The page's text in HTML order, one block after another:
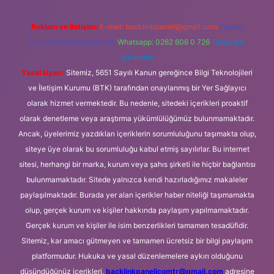
Reklam ve İletişim: E-mail: backlinkpaneli@gmail.com Teams:
forumhizmeti@gmail.com Whatsapp: 0262 606 0 726 Telegram:
@karabul
Yasal Uyarı: Sitemiz, 5651 Sayılı Kanun gereğince Bilgi Teknolojileri
ve İletişim Kurumu (BTK) tarafından onaylanmış bir Yer Sağlayıcı
olarak hizmet vermektedir. Bu nedenle, sitedeki içerikleri proaktif
olarak denetleme veya araştırma yükümlülüğümüz bulunmamaktadır.
Ancak, üyelerimiz yazdıkları içeriklerin sorumluluğunu taşımakta olup,
siteye üye olarak bu sorumluluğu kabul etmiş sayılırlar. Bu internet
sitesi, herhangi bir marka, kurum veya şahıs şirketi ile hiçbir bağlantısı
bulunmamaktadır. Sitede yalnızca kendi hazırladığımız makaleler
paylaşılmaktadır. Burada yer alan içerikler haber niteliği taşımamakta
olup, gerçek kurum ve kişiler hakkında paylaşım yapılmamaktadır.
Gerçek kurum ve kişiler ile isim benzerlikleri tamamen tesadüfidir.
Sitemiz, kar amacı gütmeyen ve tamamen ücretsiz bir bilgi paylaşım
platformudur. Hukuka ve yasal düzenlemelere aykırı olduğunu
düşündüğünüz içerikleri, backlinkpanelicomtr@gmail.comadresine